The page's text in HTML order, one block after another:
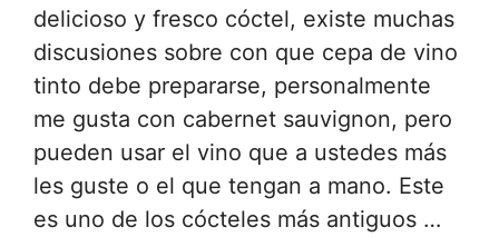
delicioso y fresco cóctel, existe muchas
discusiones sobre con que cepa de vino
tinto debe prepararse, personalmente
me gusta con cabernet sauvignon, pero
pueden usar el vino que a ustedes más
les guste o el que tengan a mano. Este
es uno de los cócteles más antiguos …